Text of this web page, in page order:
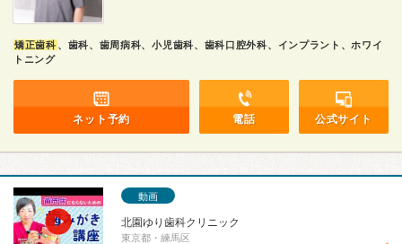
矯正歯科 、歯科、歯周病科、小児歯科、歯科口腔外科、インプラント、ホワイ
トニング
ネット予約 電話 公式サイト
動画
北園ゆり歯科クリニック
東京都・練馬区